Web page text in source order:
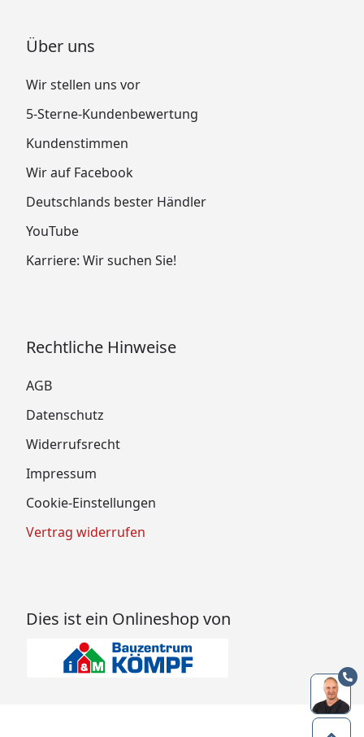
Über uns
Wir stellen uns vor
5-Sterne-Kundenbewertung
Kundenstimmen
Wir auf Facebook
Deutschlands bester Händler
YouTube
Karriere: Wir suchen Sie!
Rechtliche Hinweise
AGB
Datenschutz
Widerrufsrecht
Impressum
Cookie-Einstellungen
Vertrag widerrufen
Dies ist ein Onlineshop von